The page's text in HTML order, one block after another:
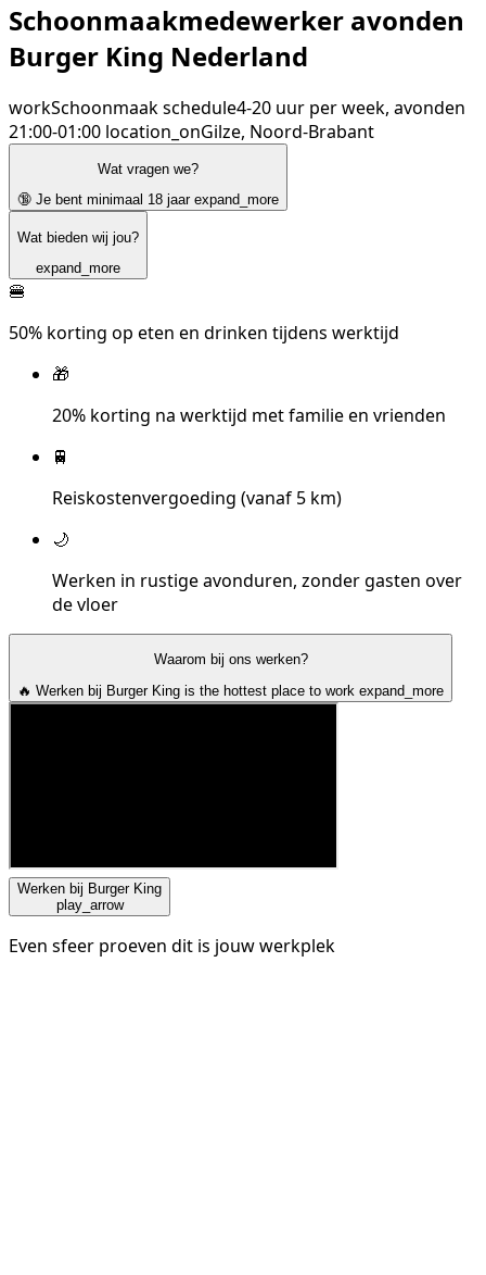
Schoonmaakmedewerker avonden
Burger King Nederland
workSchoonmaakschedule4-20 uur per week, avonden
21:00-01:00 location_onGilze, Noord-Brabant
Wat vragen we?
🔞 Je bent minimaal 18 jaar expand_more
Wat bieden wij jou?
expand_more
🍔
50% korting op eten en drinken tijdens werktijd
🎁
20% korting na werktijd met familie en vrienden
🚆
Reiskostenvergoeding (vanaf 5 km)
🌙
Werken in rustige avonduren, zonder gasten over
de vloer
Waarom bij ons werken?
🔥 Werken bij Burger King is the hottest place to work expand_more
Werken bij Burger King
play_arrow
Even sfeer proeven dit is jouw werkplek